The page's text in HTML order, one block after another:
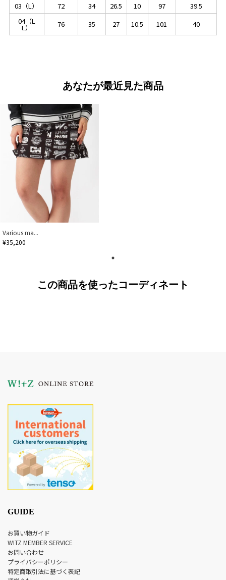
03（L）
72 34 26.5 10 97
39.5
04（L
L） 76 35 27 10.5 101 40
あなたが最近見た商品
Various ma...
¥35,200
この商品を使ったコーディネート
GUIDE
お買い物ガイド
WITZ MEMBER SERVICE
お問い合わせ
プライバシーポリシー
特定商取引法に基づく表記